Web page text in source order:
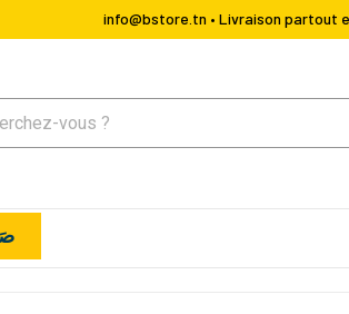
info@bstore.tn • Livraison partout